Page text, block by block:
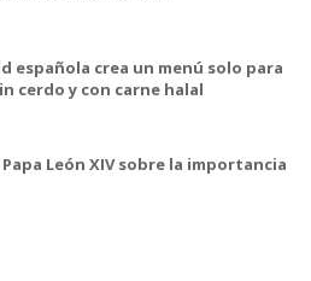
española crea un menú solo para
cerdo y con carne halal
León XIV sobre la importancia